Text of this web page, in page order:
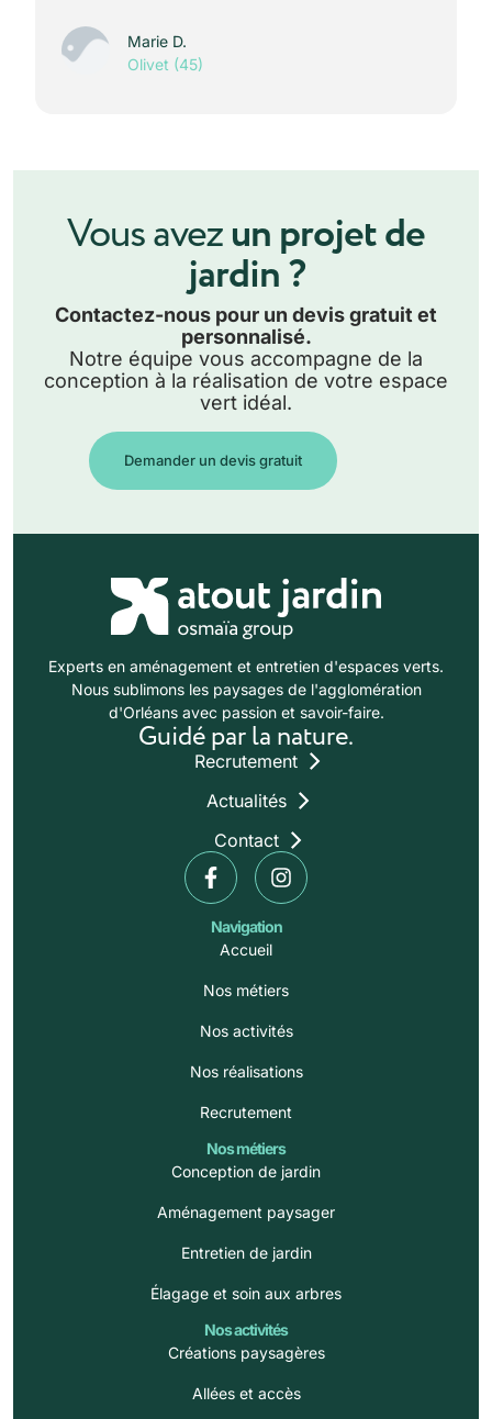
Marie D.
Olivet (45)
Vous avezun projet de
jardin ?
Contactez-nous pour un devis gratuit et
personnalisé.
Notre équipe vous accompagne de la
conception à la réalisation de votre espace
vert idéal.
Demander un devis gratuit
Experts en aménagement et entretien d'espaces verts.
Nous sublimons les paysages de l'agglomération
d'Orléans avec passion et savoir-faire.
Guidé par la nature.
Recrutement
Actualités
Contact
Navigation
Accueil
Nos métiers
Nos activités
Nos réalisations
Recrutement
Nos métiers
Conception de jardin
Aménagement paysager
Entretien de jardin
Élagage et soin aux arbres
Nos activités
Créations paysagères
Allées et accès